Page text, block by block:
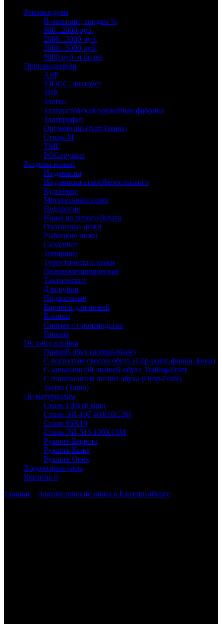
Рекомендуем
В наличии, скидки %
900...2000 руб.
2000...3000 руб.
3000...5000 руб.
5000 руб. и более
Производители
АиР
ЗЗОСС, Златоуст
ЗИК
Златко
Златоустовская оружейная фабрика
Златпрофит
Оружейник (Арт-Грани)
Стиль-М
ТМГ
РОСоружие
Разделы ножей
Из дамаска
Из дамаска атмосферостойкого
Кухонные
Метательные ножи
Недорогие
Ножи из литого булата
Охотничьи ножи
Рыбацкие ножи
Складные
Топорики
Туристические ножи
Цельнометаллические
Тактические
Для рубки
Подарочные
Коробки для ножей
Клинки
Снятые с производства
Ножны
По типу клинка
Прямой обух (normal-blade)
С вогнутым скосом обуха (Clip-point, финка, Боуи)
С завышенной линией обуха Trailing-Point
С понижением линии обуха (Drop-Point)
Танто (Tanto)
По материалам
Сталь 110х18 мшд
Сталь ЭИ-107 40Х10С2М
Сталь 95Х18
Сталь ЭИ-515 100Х13М
Рукоять Береста
Рукоять Кожа
Рукоять Орех
Водолазные часы
Корзина 0
Главная
Златоустовские ножи в Екатеринбурге